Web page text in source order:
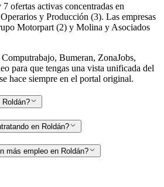
ofertas activas concentradas en
y Producción (3). Las empresas
Motorpart (2) y Molina y Asociados
Bumeran, ZonaJobs,
para que tengas una vista unificada del
hace siempre en el portal original.
en Roldán?
más empleo en Roldán?